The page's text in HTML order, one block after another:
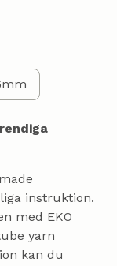
instruktion.
med EKO
yarn
kan du